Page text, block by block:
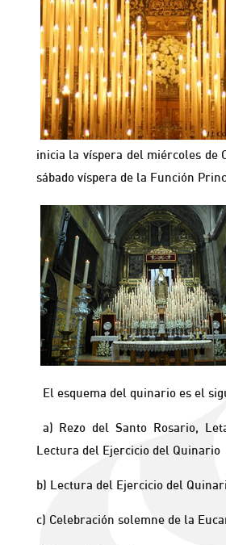
inicia la víspera del miércoles de
sábado víspera de la Función
El esquema del quinario es el
a) Rezo del Santo Rosario,
Lectura del Ejercicio del Quinario
b) Lectura del Ejercicio del
c) Celebración solemne de la